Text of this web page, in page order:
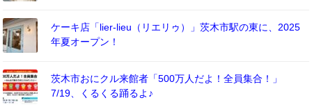
ケーキ店「lier-lieu（リエリゥ）」茨木市駅の東に、2025
年夏オープン！
茨木市おにクル来館者「500万人だよ！全員集合！」
7/19、くるくる踊るよ♪